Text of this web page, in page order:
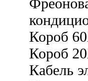
Короб
Короб
Кабель